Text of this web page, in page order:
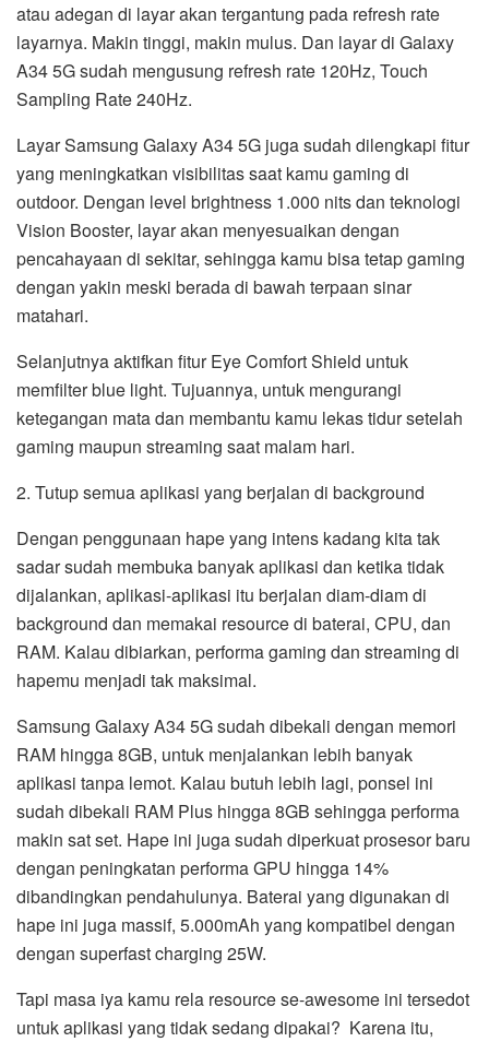
atau adegan di layar akan tergantung pada refresh rate
layarnya. Makin tinggi, makin mulus. Dan layar di Galaxy
A34 5G sudah mengusung refresh rate 120Hz, Touch
Sampling Rate 240Hz.
Layar Samsung Galaxy A34 5G juga sudah dilengkapi fitur
yang meningkatkan visibilitas saat kamu gaming di
outdoor. Dengan level brightness 1.000 nits dan teknologi
Vision Booster, layar akan menyesuaikan dengan
pencahayaan di sekitar, sehingga kamu bisa tetap gaming
dengan yakin meski berada di bawah terpaan sinar
matahari.
Selanjutnya aktifkan fitur Eye Comfort Shield untuk
memfilter blue light. Tujuannya, untuk mengurangi
ketegangan mata dan membantu kamu lekas tidur setelah
gaming maupun streaming saat malam hari.
2. Tutup semua aplikasi yang berjalan di background
Dengan penggunaan hape yang intens kadang kita tak
sadar sudah membuka banyak aplikasi dan ketika tidak
dijalankan, aplikasi-aplikasi itu berjalan diam-diam di
background dan memakai resource di baterai, CPU, dan
RAM. Kalau dibiarkan, performa gaming dan streaming di
hapemu menjadi tak maksimal.
Samsung Galaxy A34 5G sudah dibekali dengan memori
RAM hingga 8GB, untuk menjalankan lebih banyak
aplikasi tanpa lemot. Kalau butuh lebih lagi, ponsel ini
sudah dibekali RAM Plus hingga 8GB sehingga performa
makin sat set. Hape ini juga sudah diperkuat prosesor baru
dengan peningkatan performa GPU hingga 14%
dibandingkan pendahulunya. Baterai yang digunakan di
hape ini juga massif, 5.000mAh yang kompatibel dengan
dengan superfast charging 25W.
Tapi masa iya kamu rela resource se-awesome ini tersedot
untuk aplikasi yang tidak sedang dipakai? Karena itu,